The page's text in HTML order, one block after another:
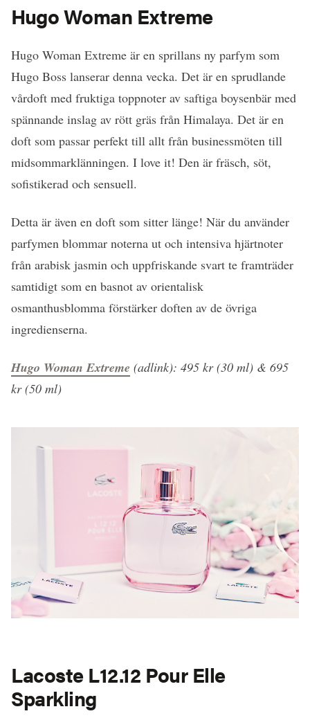
Hugo Woman Extreme
Hugo Woman Extreme är en sprillans ny parfym som
Hugo Boss lanserar denna vecka. Det är en sprudlande
vårdoft med fruktiga toppnoter av saftiga boysenbär med
spännande inslag av rött gräs från Himalaya. Det är en
doft som passar perfekt till allt från businessmöten till
midsommarklänningen. I love it! Den är fräsch, söt,
sofistikerad och sensuell.
Detta är även en doft som sitter länge! När du använder
parfymen blommar noterna ut och intensiva hjärtnoter
från arabisk jasmin och uppfriskande svart te framträder
samtidigt som en basnot av orientalisk
osmanthusblomma förstärker doften av de övriga
ingredienserna.
Hugo Woman Extreme (adlink): 495 kr (30 ml) & 695
kr (50 ml)
Lacoste L12.12 Pour Elle
Sparkling